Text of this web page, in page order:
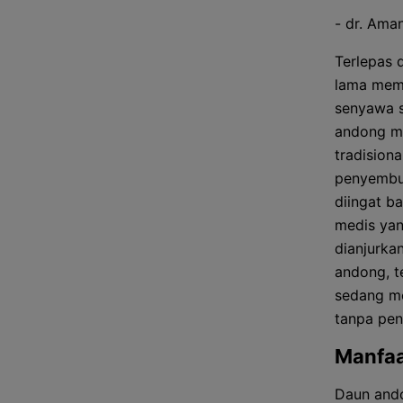
- dr.
Terlepas
lama
senyawa
andong
diingat
medis
andong,
sedang
tanpa
Daun